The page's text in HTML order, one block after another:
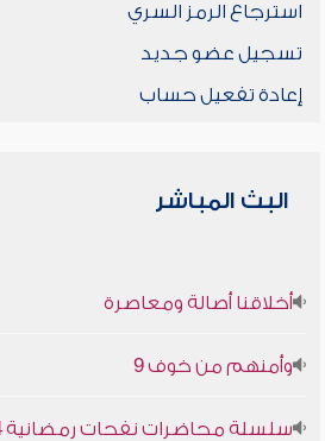
استرجاع الرمز السري
تسجيل عضو جديد
إعادة تفعيل حساب
البث المباشر
أخلاقنا أصالة ومعاصرة
وأمنهم من خوف 9
سلسلة محاضرات نفحات رمضانية 1444هـ